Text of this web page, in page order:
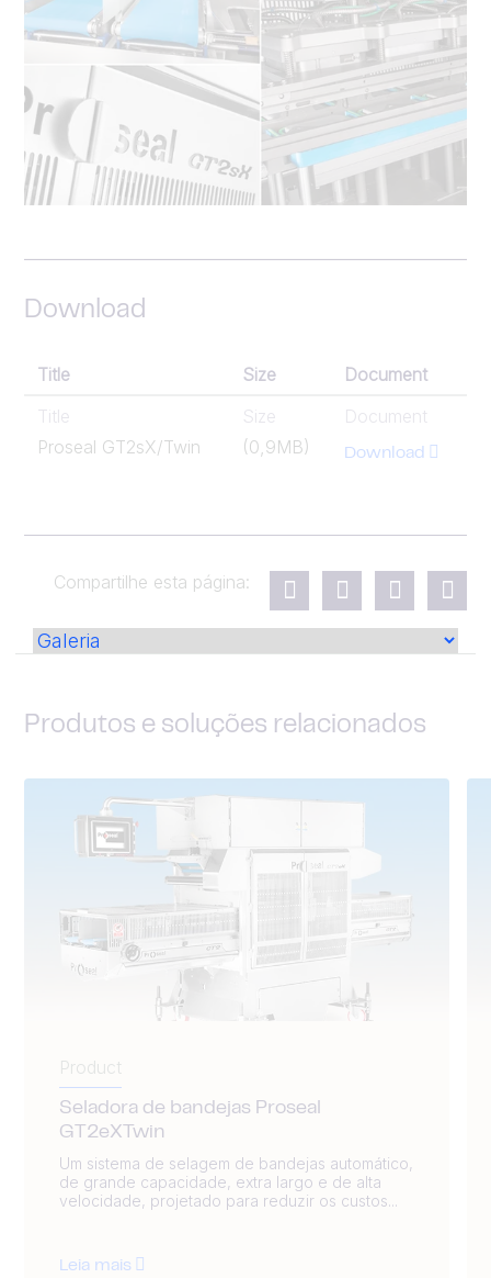
Download
Title Size
Document
Title
Proseal GT2sX/Twin
Size
(0,9MB)
Document
Download
Compartilhe esta página:
Produtos e soluções relacionados
Product
Seladora de bandejas Proseal
GT2eXTwin
Um sistema de selagem de bandejas automático,
de grande capacidade, extra largo e de alta
velocidade, projetado para reduzir os custos...
Leia mais